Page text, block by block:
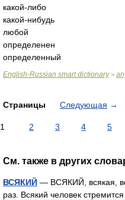
какой-либо
какой-нибудь
любой
определенен
определенный
English-Russian smart dictionary>
Страницы Следующая →
1 2 3 4 5
См. также в других
ВСЯКИЙ — ВСЯКИЙ всякая
раз Всякий человек стремится